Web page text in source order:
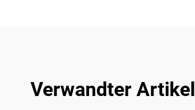
Verwandter Artikel